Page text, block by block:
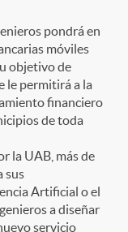
pondrá en
móviles
objetivo de
le permitirá a la
financiero
de toda
la UAB, más de
sus
Artificial o el
a diseñar
servicio